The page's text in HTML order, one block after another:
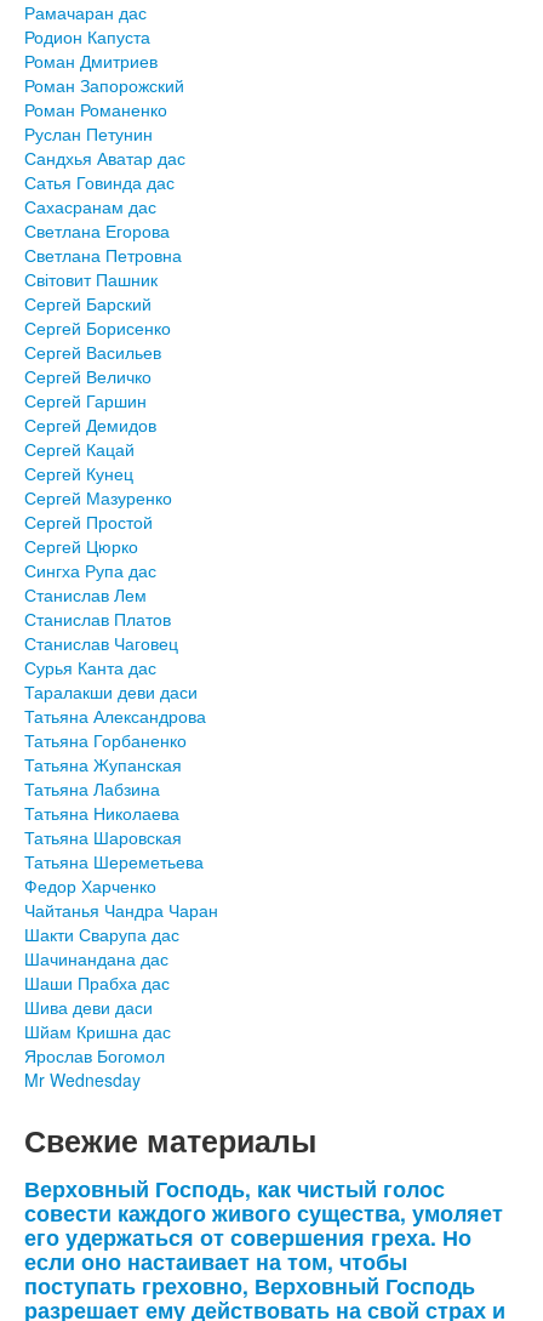
Рамачаран дас
Родион Капуста
Роман Дмитриев
Роман Запорожский
Роман Романенко
Руслан Петунин
Сандхья Аватар дас
Сатья Говинда дас
Сахасранам дас
Светлана Егорова
Светлана Петровна
Світовит Пашник
Сергей Барский
Сергей Борисенко
Сергей Васильев
Сергей Величко
Сергей Гаршин
Сергей Демидов
Сергей Кацай
Сергей Кунец
Сергей Мазуренко
Сергей Простой
Сергей Цюрко
Сингха Рупа дас
Станислав Лем
Станислав Платов
Станислав Чаговец
Сурья Канта дас
Таралакши деви даси
Татьяна Александрова
Татьяна Горбаненко
Татьяна Жупанская
Татьяна Лабзина
Татьяна Николаева
Татьяна Шаровская
Татьяна Шереметьева
Федор Харченко
Чайтанья Чандра Чаран
Шакти Сварупа дас
Шачинандана дас
Шаши Прабха дас
Шива деви даси
Шйам Кришна дас
Ярослав Богомол
Mr Wednesday
Свежие материалы
Верховный Господь, как чистый голос
совести каждого живого существа, умоляет
его удержаться от совершения греха. Но
если оно настаивает на том, чтобы
поступать греховно, Верховный Господь
разрешает ему действовать на свой страх и